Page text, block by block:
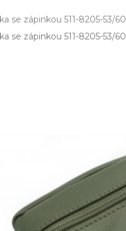
se zápinkou 511-8205-53/60
se zápinkou 511­-8205­-53/60